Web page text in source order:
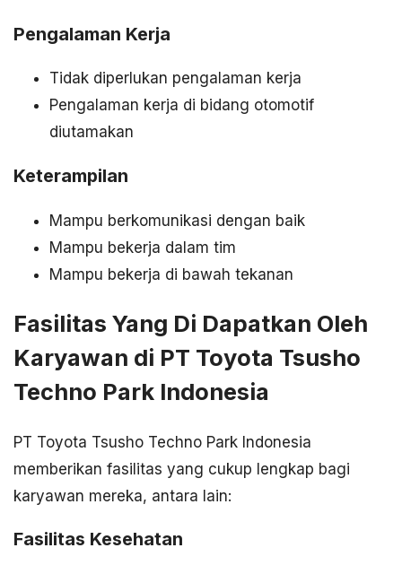
Pengalaman Kerja
Tidak diperlukan pengalaman kerja
Pengalaman kerja di bidang otomotif
diutamakan
Keterampilan
Mampu berkomunikasi dengan baik
Mampu bekerja dalam tim
Mampu bekerja di bawah tekanan
Fasilitas Yang Di Dapatkan Oleh
Karyawan di PT Toyota Tsusho
Techno Park Indonesia
PT Toyota Tsusho Techno Park Indonesia
memberikan fasilitas yang cukup lengkap bagi
karyawan mereka, antara lain:
Fasilitas Kesehatan